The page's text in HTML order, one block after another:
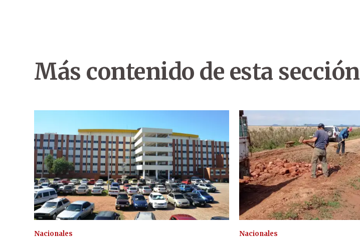
Más contenido de esta sección
Nacionales Nacionales